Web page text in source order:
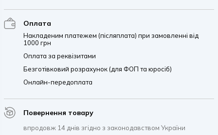
Оплата
Накладеним платежем (післяплата) при замовленні від
1000 грн
Оплата за реквізитами
Безготівковий розрахунок (для ФОП та юросіб)
Онлайн-передоплата
Повернення товару
впродовж 14 днів згідно з законодавством України